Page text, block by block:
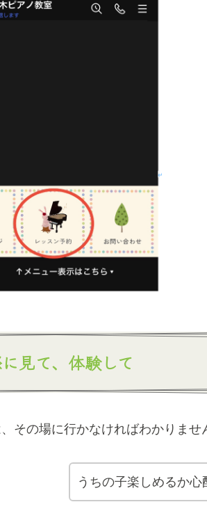
見て、体験して
その場に行かなければわかりませ
うちの子楽しめるか